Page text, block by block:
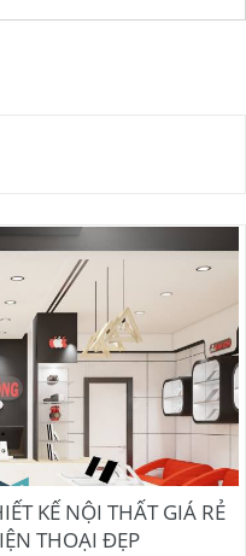
KẾ NỘI THẤT GIÁ RẺ
THOẠI ĐẸP